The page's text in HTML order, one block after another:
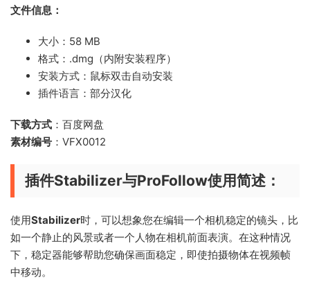
文件信息：
大小：58 MB
格式：.dmg（内附安装程序）
安装方式：鼠标双击自动安装
插件语言：部分汉化
下载方式 ：百度网盘
素材编号 ：VFX0012
插件Stabilizer与ProFollow使用简述 ：
使用Stabilizer时，可以想象您在编辑一个相机稳定的镜头，比
如一个静止的风景或者一个人物在相机前面表演。在这种情况
下，稳定器能够帮助您确保画面稳定，即使拍摄物体在视频帧
中移动。